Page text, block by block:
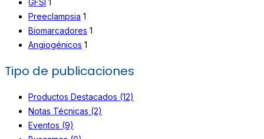
Preeclampsia 1
Biomarcadores 1
Angiogénicos 1
Tipo de publicaciones
Productos Destacados (12)
Notas Técnicas (2)
Eventos (9)